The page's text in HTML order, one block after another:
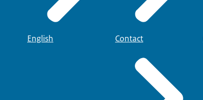
English Contact